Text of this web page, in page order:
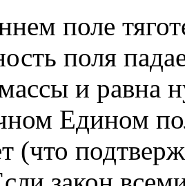
поле
поля
и равна
Едином
(что